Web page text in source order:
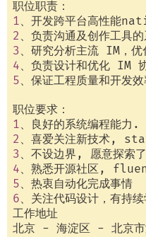
1
2
3
4
5、保证工程质量和开发效
1
2 、喜爱关注新技术,
3
4、熟悉开源社区,
5
6、关注代码设计，有持续
工作地址
北京 - 海淀区 - 北京市